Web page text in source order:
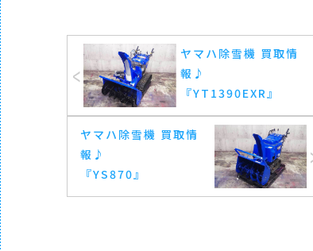
ヤマハ除雪機 買取情
報♪
『YT1390EXR』
ヤマハ除雪機 買取情
報♪
『YS870』